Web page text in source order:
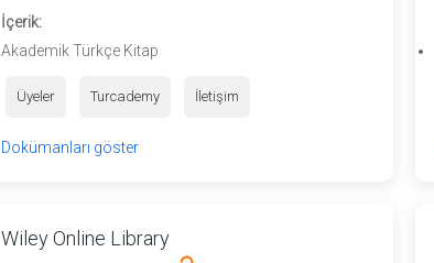
İçerik:
Akademik Türkçe Kitap
Üyeler Turcademy İletişim
Dokümanları göster
Wiley Online Library